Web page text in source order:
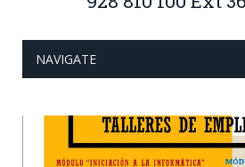
NAVIGATE